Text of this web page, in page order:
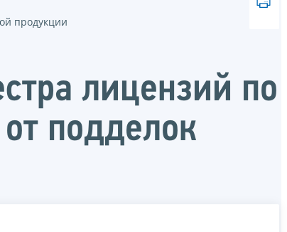
продукции
лицензий по
подделок